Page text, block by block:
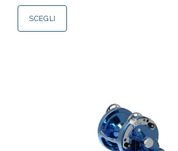
SCEGLI